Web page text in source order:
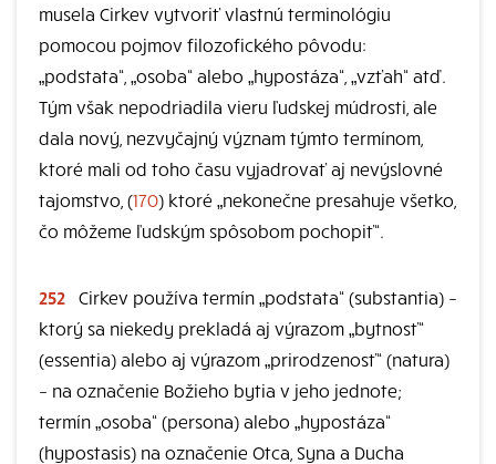
musela Cirkev vytvoriť vlastnú terminológiu
pomocou pojmov filozofického pôvodu:
„podstata“, „osoba“ alebo „hypostáza“, „vzťah“ atď.
Tým však nepodriadila vieru ľudskej múdrosti, ale
dala nový, nezvyčajný význam týmto termínom,
ktoré mali od toho času vyjadrovať aj nevýslovné
tajomstvo, (170) ktoré „nekonečne presahuje všetko,
čo môžeme ľudským spôsobom pochopiť“.
252 Cirkev používa termín „podstata“ (substantia) –
ktorý sa niekedy prekladá aj výrazom „bytnosť“
(essentia) alebo aj výrazom „prirodzenosť“ (natura)
– na označenie Božieho bytia v jeho jednote;
termín „osoba“ (persona) alebo „hypostáza“
(hypostasis) na označenie Otca, Syna a Ducha